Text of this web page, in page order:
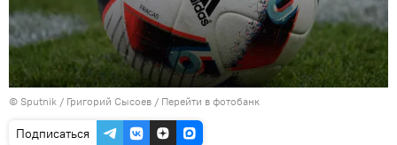
© Sputnik / Григорий Сысоев / Перейти в фотобанк
Подписаться